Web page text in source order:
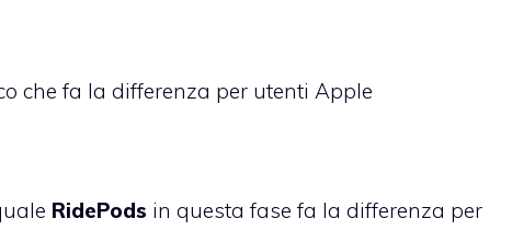
che fa la differenza per utenti Apple
RidePods in questa fase fa la differenza per